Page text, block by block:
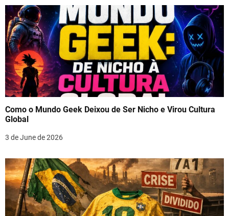
Como o Mundo Geek Deixou de Ser Nicho e Virou Cultura
Global
3 de June de 2026